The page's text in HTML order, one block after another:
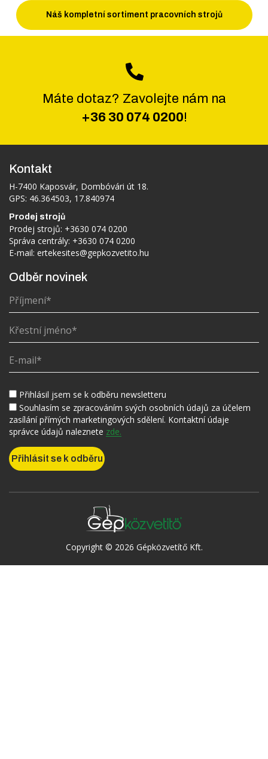
Náš kompletní sortiment pracovních strojů
Máte dotaz? Zavolejte nám na
+36 30 074 0200!
Kontakt
H-7400 Kaposvár, Dombóvári út 18.
GPS: 46.364503, 17.840974
Prodej strojů
Prodej strojů: +3630 074 0200
Správa centrály: +3630 074 0200
E-mail: ertekesites@gepkozvetito.hu
Odběr novinek
Přihlásil jsem se k odběru newsletteru
Souhlasím se zpracováním svých osobních údajů za účelem
zasílání přímých marketingových sdělení. Kontaktní údaje
správce údajů naleznete zde.
Copyright © 2026 Gépközvetítő Kft.